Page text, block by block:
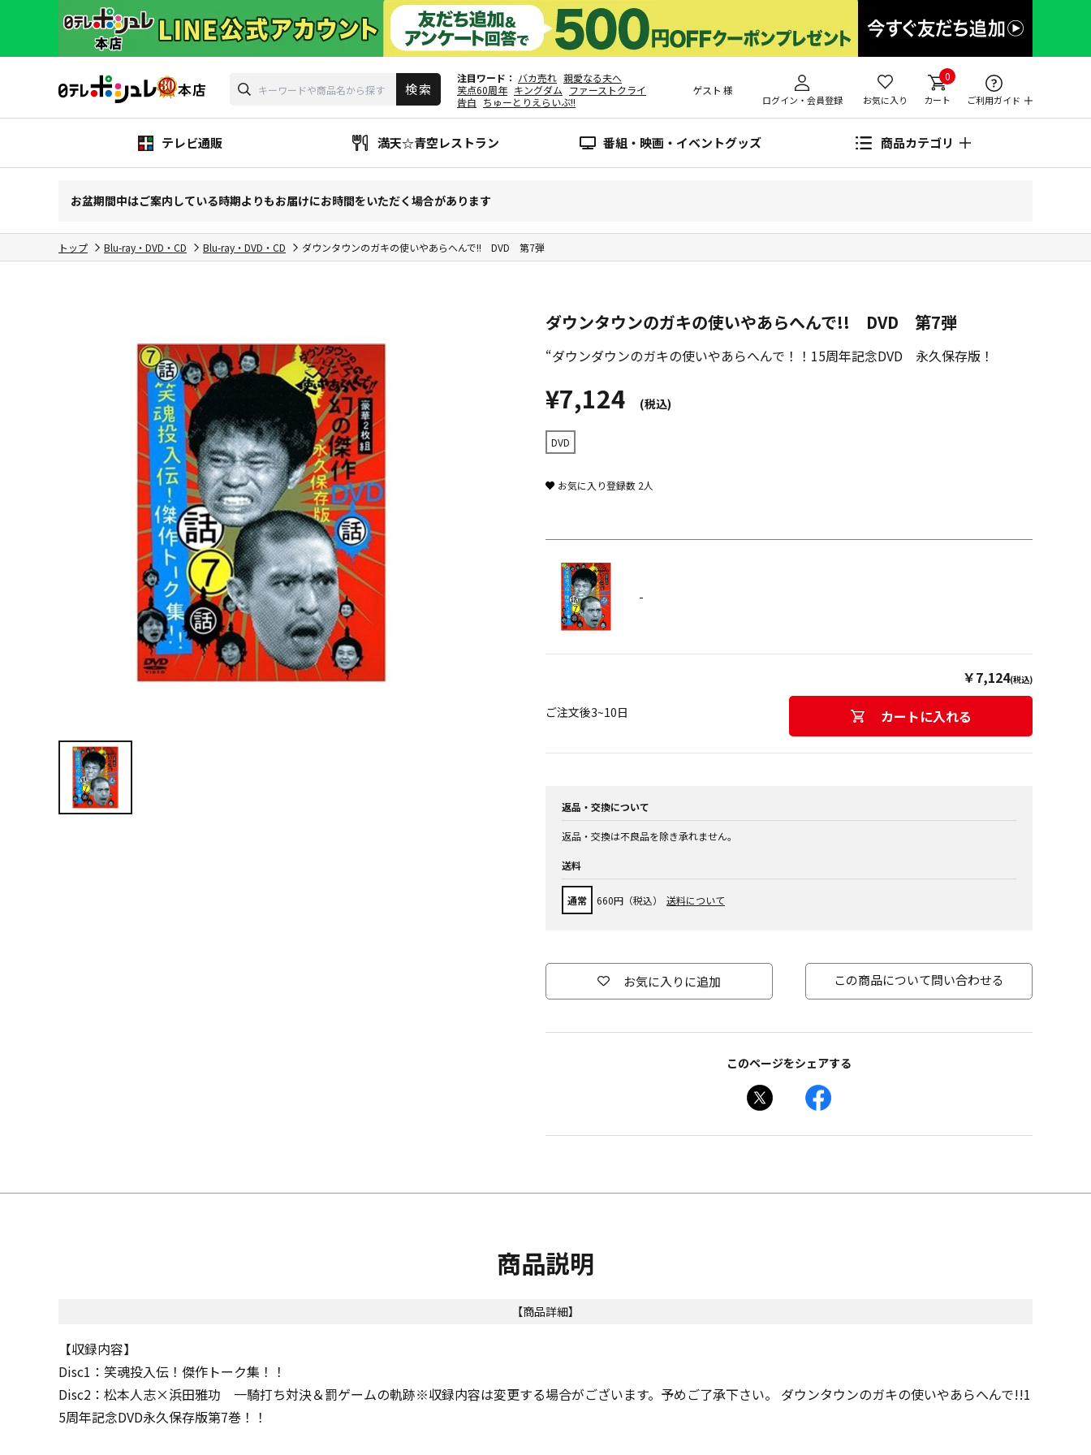
注目ワード バカ売れ 親愛なる夫へ
笑点60周年 キングダム ファーストクライ
告白 ちゅーとりえらいぶ!!
ゲスト 様
ログイン・会員登録 お気に入り
0
カート ご利用ガイド
テレビ通販 満天☆青空レストラン 番組・映画・イベントグッズ 商品カテゴリ
お盆期間中はご案内している時期よりもお届けにお時間をいただく場合があります
トップ Blu-ray・DVD・CD Blu-ray・DVD・CD ダウンタウンのガキの使いやあらへんで!! DVD 第7弾
ダウンタウンのガキの使いやあらへんで!! DVD 第7弾
“ダウンダウンのガキの使いやあらへんで！！15周年記念DVD 永久保存版！
¥7,124 (税込)
DVD
お気に入り登録数 2人
-
￥7,124(税込)
ご注文後3~10日 カートに入れる
返品・交換について
返品・交換は不良品を除き承れません。
送料
通常 660円（税込） 送料について
お気に入りに追加 この商品について問い合わせる
このページをシェアする
商品説明
【商品詳細】
【収録内容】
Disc1：笑魂投入伝！傑作トーク集！！
Disc2：松本人志×浜田雅功 一騎打ち対決＆罰ゲームの軌跡※収録内容は変更する場合がございます。予めご了承下さい。 ダウンタウンのガキの使いやあらへんで!!1
5周年記念DVD永久保存版第7巻！！